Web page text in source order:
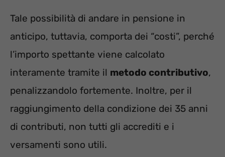
Tale possibilità di andare in pensione in
anticipo, tuttavia, comporta dei “costi”, perché
l’importo spettante viene calcolato
interamente tramite il metodo contributivo,
penalizzandolo fortemente. Inoltre, per il
raggiungimento della condizione dei 35 anni
di contributi, non tutti gli accrediti e i
versamenti sono utili.